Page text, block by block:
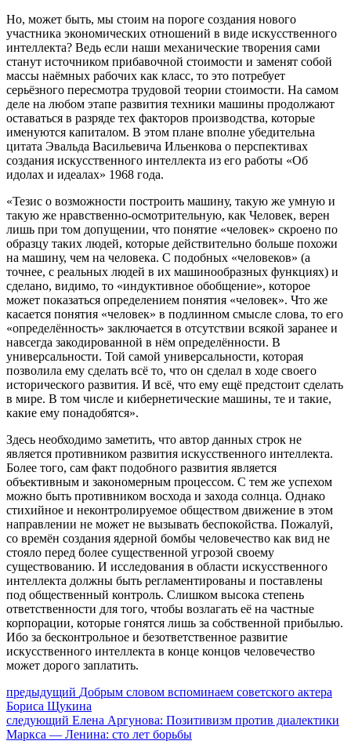
Но, может быть, мы стоим на пороге создания нового
участника экономических отношений в виде искусственного
интеллекта? Ведь если наши механические творения сами
станут источником прибавочной стоимости и заменят собой
массы наёмных рабочих как класс, то это потребует
серьёзного пересмотра трудовой теории стоимости. На самом
деле на любом этапе развития техники машины продолжают
оставаться в разряде тех факторов производства, которые
именуются капиталом. В этом плане вполне убедительна
цитата Эвальда Васильевича Ильенкова о перспективах
создания искусственного интеллекта из его работы «Об
идолах и идеалах» 1968 года.
«Тезис о возможности построить машину, такую же умную и
такую же нравственно-осмотрительную, как Человек, верен
лишь при том допущении, что понятие «человек» скроено по
образцу таких людей, которые действительно больше похожи
на машину, чем на человека. С подобных «человеков» (а
точнее, с реальных людей в их машинообразных функциях) и
сделано, видимо, то «индуктивное обобщение», которое
может показаться определением понятия «человек». Что же
касается понятия «человек» в подлинном смысле слова, то его
«определённость» заключается в отсутствии всякой заранее и
навсегда закодированной в нём определённости. В
универсальности. Той самой универсальности, которая
позволила ему сделать всё то, что он сделал в ходе своего
исторического развития. И всё, что ему ещё предстоит сделать
в мире. В том числе и кибернетические машины, те и такие,
какие ему понадобятся».
Здесь необходимо заметить, что автор данных строк не
является противником развития искусственного интеллекта.
Более того, сам факт подобного развития является
объективным и закономерным процессом. С тем же успехом
можно быть противником восхода и захода солнца. Однако
стихийное и неконтролируемое обществом движение в этом
направлении не может не вызывать беспокойства. Пожалуй,
со времён создания ядерной бомбы человечество как вид не
стояло перед более существенной угрозой своему
существованию. И исследования в области искусственного
интеллекта должны быть регламентированы и поставлены
под общественный контроль. Слишком высока степень
ответственности для того, чтобы возлагать её на частные
корпорации, которые гонятся лишь за собственной прибылью.
Ибо за бесконтрольное и безответственное развитие
искусственного интеллекта в конце концов человечество
может дорого заплатить.
Навигация
по
записям
предыдущий Предыдущий
пост:
Добрым словом вспоминаем советского актера
Бориса Щукина
следующий Следующее
сообщение:
Елена Аргунова: Позитивизм против диалектики
Маркса — Ленина: сто лет борьбы